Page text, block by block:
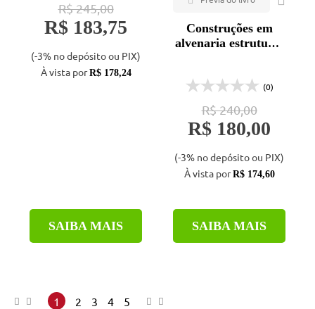
R$ 245,00
R$ 183,75
(-3% no depósito ou PIX)
À vista porR$ 178,24
SAIBA MAIS
Construções em
alvenaria estrutural
(0)
R$ 240,00
R$ 180,00
(-3% no depósito ou PIX)
À vista porR$ 174,60
SAIBA MAIS
1 2 3 4 5